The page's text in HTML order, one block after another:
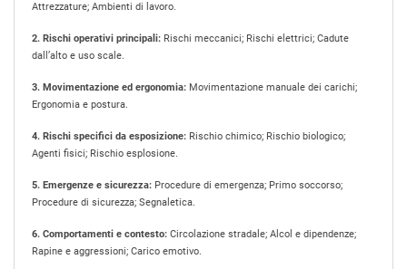
Attrezzature; Ambienti di lavoro.
2. Rischi operativi principali: Rischi meccanici; Rischi elettrici; Cadute
dall’alto e uso scale.
3. Movimentazione ed ergonomia: Movimentazione manuale dei carichi;
Ergonomia e postura.
4. Rischi specifici da esposizione: Rischio chimico; Rischio biologico;
Agenti fisici; Rischio esplosione.
5. Emergenze e sicurezza: Procedure di emergenza; Primo soccorso;
Procedure di sicurezza; Segnaletica.
6. Comportamenti e contesto: Circolazione stradale; Alcol e dipendenze;
Rapine e aggressioni; Carico emotivo.